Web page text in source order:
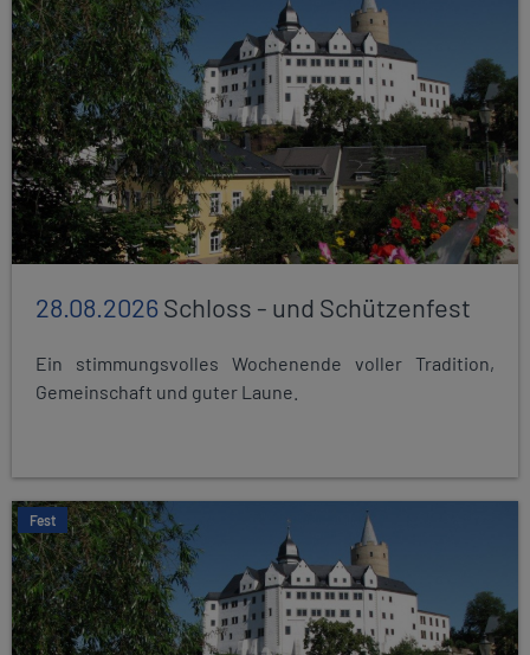
28.08.2026Schloss - und Schützenfest
Ein stimmungsvolles Wochenende voller Tradition,
Gemeinschaft und guter Laune.
Fest